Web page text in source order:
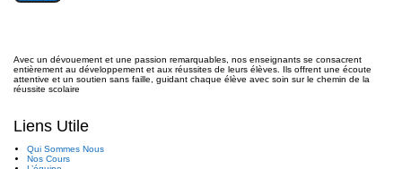
Avec un dévouement et une passion remarquables, nos enseignants se consacrent
entièrement au développement et aux réussites de leurs élèves. Ils offrent une écoute
attentive et un soutien sans faille, guidant chaque élève avec soin sur le chemin de la
réussite scolaire
Liens Utile
Qui Sommes Nous
Nos Cours